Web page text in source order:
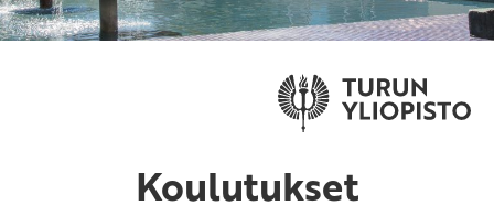
Koulutukset